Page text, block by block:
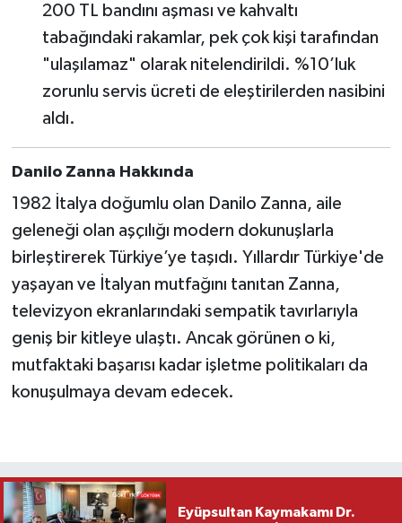
200 TL bandını aşması ve kahvaltı
tabağındaki rakamlar, pek çok kişi tarafından
"ulaşılamaz" olarak nitelendirildi. %10’luk
zorunlu servis ücreti de eleştirilerden nasibini
aldı.
Danilo Zanna Hakkında
1982 İtalya doğumlu olan Danilo Zanna, aile
geleneği olan aşçılığı modern dokunuşlarla
birleştirerek Türkiye’ye taşıdı. Yıllardır Türkiye'de
yaşayan ve İtalyan mutfağını tanıtan Zanna,
televizyon ekranlarındaki sempatik tavırlarıyla
geniş bir kitleye ulaştı. Ancak görünen o ki,
mutfaktaki başarısı kadar işletme politikaları da
konuşulmaya devam edecek.
Eyüpsultan Kaymakamı Dr.